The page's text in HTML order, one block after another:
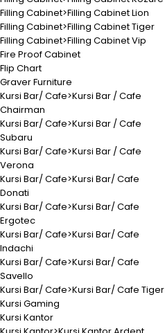
Filling Cabinet>Filling Cabinet Lion
Filling Cabinet>Filling Cabinet Tiger
Filling Cabinet>Filling Cabinet Vip
Fire Proof Cabinet
Flip Chart
Graver Furniture
Kursi Bar/ Cafe>Kursi Bar / Cafe
Chairman
Kursi Bar/ Cafe>Kursi Bar / Cafe
Subaru
Kursi Bar/ Cafe>Kursi Bar / Cafe
Verona
Kursi Bar/ Cafe>Kursi Bar/ Cafe
Donati
Kursi Bar/ Cafe>Kursi Bar/ Cafe
Ergotec
Kursi Bar/ Cafe>Kursi Bar/ Cafe
Indachi
Kursi Bar/ Cafe>Kursi Bar/ Cafe
Savello
Kursi Bar/ Cafe>Kursi Bar/ Cafe Tiger
Kursi Gaming
Kursi Kantor